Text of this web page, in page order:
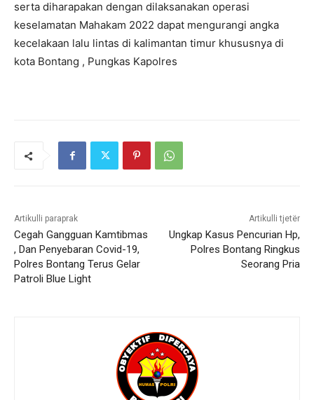
serta diharapakan dengan dilaksanakan operasi
keselamatan Mahakam 2022 dapat mengurangi angka
kecelakaan lalu lintas di kalimantan timur khususnya di
kota Bontang , Pungkas Kapolres
Artikulli paraprak
Cegah Gangguan Kamtibmas
, Dan Penyebaran Covid-19,
Polres Bontang Terus Gelar
Patroli Blue Light
Artikulli tjetër
Ungkap Kasus Pencurian Hp,
Polres Bontang Ringkus
Seorang Pria